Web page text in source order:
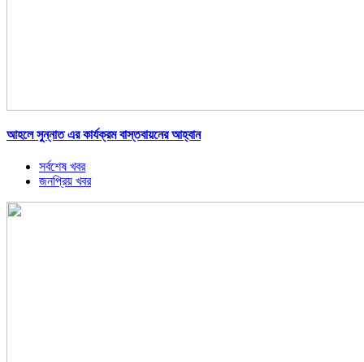
আহলে সুন্নাত এর কার্যক্রম বাস্তবায়নের আহ্বান
সর্বশেষ খবর
জনপ্রিয় খবর